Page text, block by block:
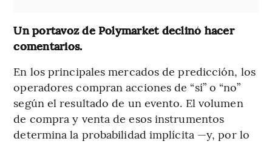
Un portavoz de Polymarket declinó hacer
comentarios.
En los principales mercados de predicción, los
operadores compran acciones de “sí” o “no”
según el resultado de un evento. El volumen
de compra y venta de esos instrumentos
determina la probabilidad implícita —y, por lo